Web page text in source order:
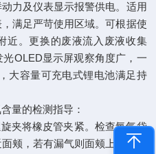
力及仪表显示报警供电。适用
满足严苛使用区域。可根据使
近。更换的废液流入废液收集
OLED显示屏观察角度广，一
大容量可充电式锂电池满足持
量的检测指导：
将橡皮管夹紧。检查氧气袋
颊，若有漏气则面颊上可感到